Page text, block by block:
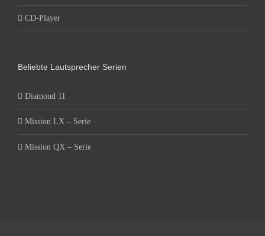
CD-Player
Beliebte Lautsprecher Serien
Diamond 11
Mission LX – Serie
Mission QX – Serie